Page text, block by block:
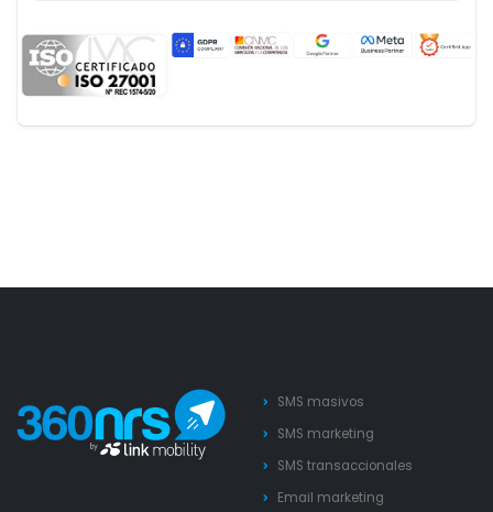
SMS masivos
SMS marketing
SMS transaccionales
Email marketing